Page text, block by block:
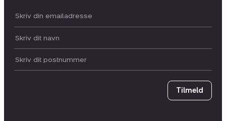
Din email:
Dit navn:
Postnummer
Tilmeld